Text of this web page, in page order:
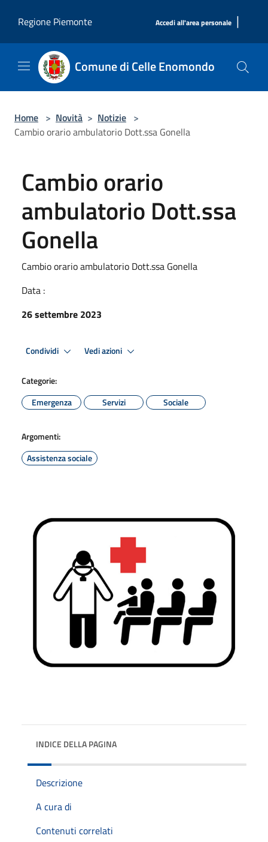
Regione Piemonte
Accedi all'area personale |
Comune di Celle Enomondo
Home > Novità > Notizie >
Cambio orario ambulatorio Dott.ssa Gonella
Cambio orario
ambulatorio Dott.ssa
Gonella
Cambio orario ambulatorio Dott.ssa Gonella
Data :
26 settembre 2023
Condividi Vedi azioni
Categorie:
Emergenza
Servizi Sociale
Argomenti:
Assistenza sociale
INDICE DELLA PAGINA
Descrizione
A cura di
Contenuti correlati